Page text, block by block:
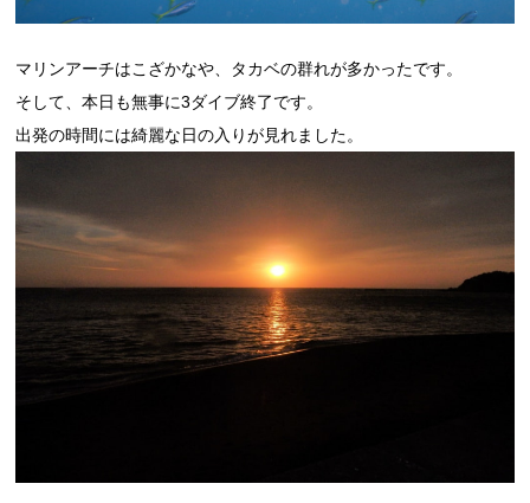
マリンアーチはこざかなや、タカベの群れが多かったです。
そして、本日も無事に3ダイブ終了です。
出発の時間には綺麗な日の入りが見れました。